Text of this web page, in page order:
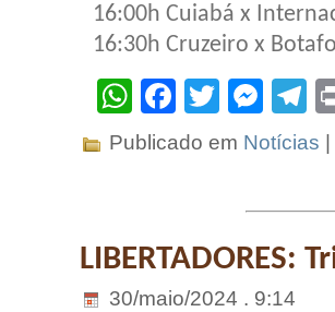
16:00h Cuiabá x
16:30h Cruzeiro x
WhatsApp
Facebook
Twitter
Publicado em Notícias |
LIBERTADORES:
30/maio/2024 . 9:14